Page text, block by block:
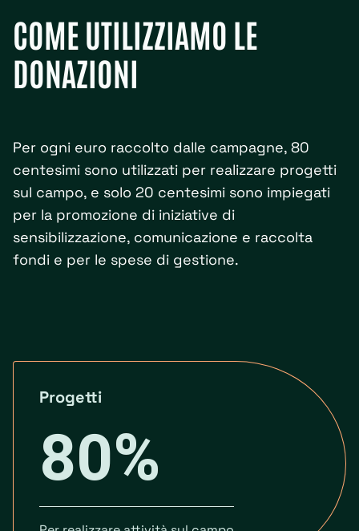
COME UTILIZZIAMO LE
DONAZIONI
Per ogni euro raccolto dalle campagne, 80
centesimi sono utilizzati per realizzare progetti
sul campo, e solo 20 centesimi sono impiegati
per la promozione di iniziative di
sensibilizzazione, comunicazione e raccolta
fondi e per le spese di gestione.
Progetti
80%